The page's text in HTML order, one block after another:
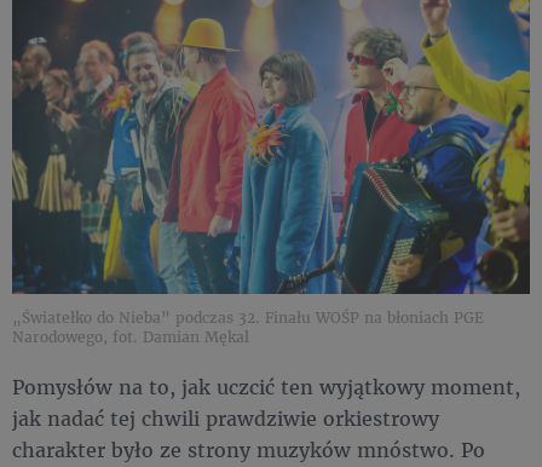
„Światełko do Nieba” podczas 32. Finału WOŚP na błoniach PGE
Narodowego, fot. Damian Mękal
Pomysłów na to, jak uczcić ten wyjątkowy moment,
jak nadać tej chwili prawdziwie orkiestrowy
charakter było ze strony muzyków mnóstwo. Po